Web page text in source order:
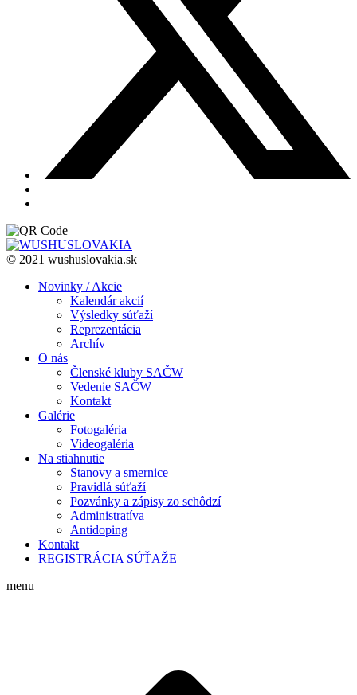
© 2021 wushuslovakia.sk
Novinky / Akcie
Kalendár akcií
Výsledky súťaží
Reprezentácia
Archív
O nás
Členské kluby SAČW
Vedenie SAČW
Kontakt
Galérie
Fotogaléria
Videogaléria
Na stiahnutie
Stanovy a smernice
Pravidlá súťaží
Pozvánky a zápisy zo schôdzí
Administratíva
Antidoping
Kontakt
REGISTRÁCIA SÚŤAŽE
menu